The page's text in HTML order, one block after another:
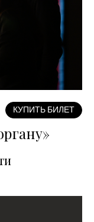
КУПИТЬ БИЛЕТ